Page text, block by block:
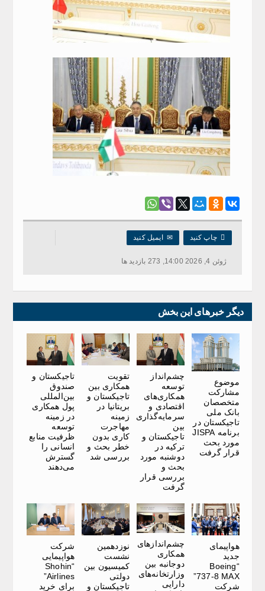
 چاپ کنید ✉ایمیل کنید
ژوئن 4, 2026 14:00, 273 بازدید ها
دیگر خبرهای این بخش
موضوع
مشارکت
متخصصان
بانک ملی
تاجیکستان در
برنامه JISPA
مورد بحث
قرار گرفت
چشم‌انداز
توسعه
همکاری‌های
اقتصادی و
سرمایه‌گذاری
بین
تاجیکستان و
ترکیه در
دوشنبه مورد
بحث و
بررسی قرار
گرفت
تقویت
همکاری بین
تاجیکستان و
بریتانیا در
زمینه
مهاجرت
کاری بدون
خطر بحث و
بررسی شد
تاجیکستان و
صندوق
بین‌المللی
پول همکاری
در زمینه
توسعه
ظرفیت منابع
انسانی را
گسترش
می‌دهند
هواپیمای
جدید
“Boeing
737-8 MAX”
شرکت
چشم‌اندازهای
همکاری
دوجانبه بین
وزارتخانه‌های
دارایی
نوزدهمین
نشست
کمیسیون بین
دولتی
تاجیکستان و
شرکت
هواپیمایی
“Shohin
Airlines”
برای خرید